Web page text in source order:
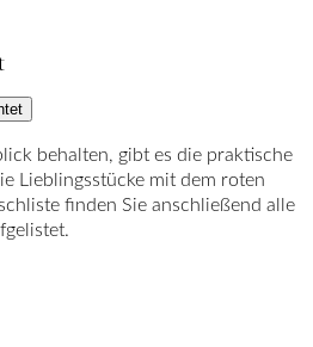
behalten, gibt es die praktische
Lieblingsstücke mit dem roten
finden Sie anschließend alle